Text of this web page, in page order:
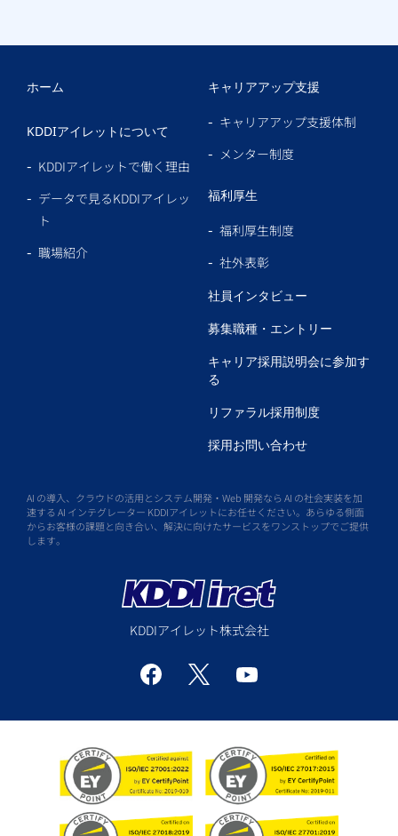
ホーム
KDDIアイレットについて
KDDIアイレットで働く理由
データで見るKDDIアイレッ
ト
職場紹介
キャリアアップ支援
キャリアアップ支援体制
メンター制度
福利厚生
福利厚生制度
社外表彰
社員インタビュー
募集職種・エントリー
キャリア採用説明会に参加す
る
リファラル採用制度
採用お問い合わせ
AI の導入、クラウドの活用とシステム開発・Web 開発なら AI の社会実装を加
速する AI インテグレーター KDDIアイレットにお任せください。あらゆる側面
からお客様の課題と向き合い、解決に向けたサービスをワンストップでご提供
します。
KDDIアイレット株式会社